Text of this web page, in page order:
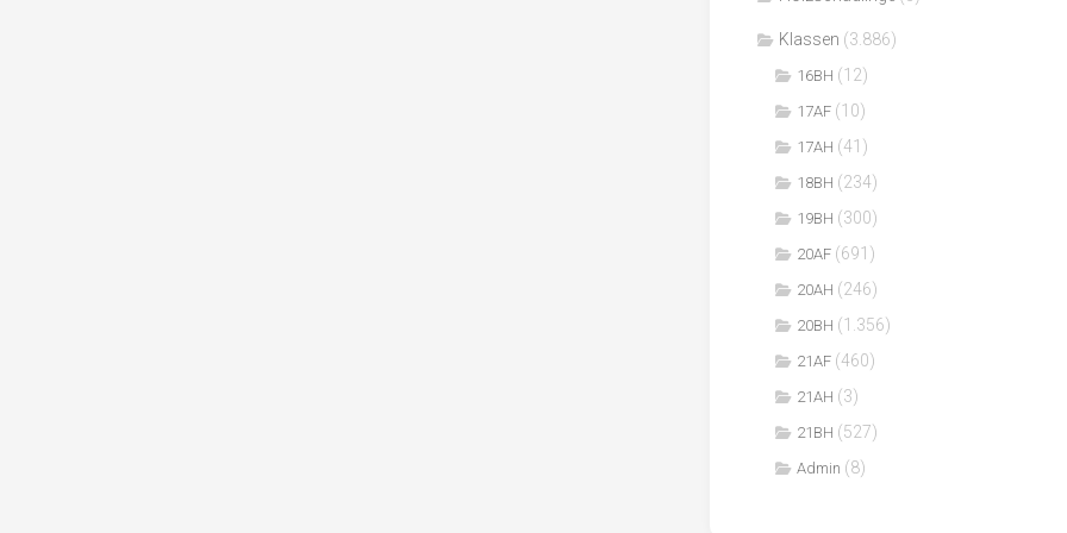
Klassen (3.886)
16BH (12)
17AF (10)
17AH (41)
18BH (234)
19BH (300)
20AF (691)
20AH (246)
20BH (1.356)
21AF (460)
21AH (3)
21BH (527)
Admin (8)